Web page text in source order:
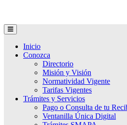
Inicio
Conozca
Directorio
Misión y Visión
Normatividad Vigente
Tarifas Vigentes
Trámites y Servicios
Pago o Consulta de tu
Ventanilla Única Digital